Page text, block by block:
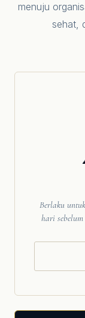
menuju
sehat,
Berlaku
hari sebelum